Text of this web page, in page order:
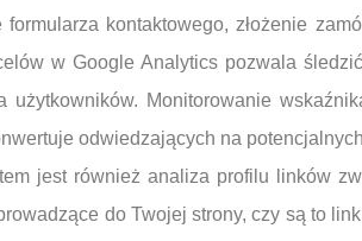
formularza kontaktowego, złożenie
w Google Analytics pozwala
użytkowników. Monitorowanie
odwiedzających na
jest również analiza profilu linków
do Twojej strony, czy są to